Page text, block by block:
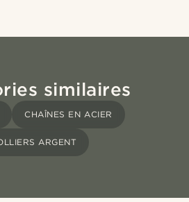
similaires
CHAÎNES EN ACIER
ARGENT